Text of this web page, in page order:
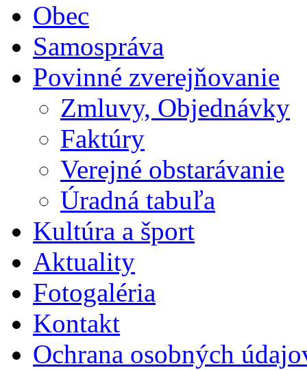
Obec
Samospráva
Povinné zverejňovanie
Zmluvy, Objednávky
Faktúry
Verejné obstarávanie
Úradná tabuľa
Kultúra a šport
Aktuality
Fotogaléria
Kontakt
Ochrana osobných